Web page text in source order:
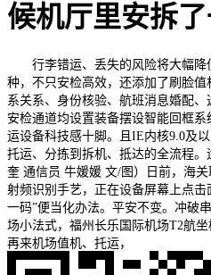
候机厅里安拆
行李错运、丢失的风险将大幅降
种，不只安检高效，还添加了刷脸
系关系、身份核验、航班消息婚配
安检通道均设置装备摆设智能回框
运设备科技感十脚。且IE内核9.0及
托运、分拣到拆机、抵达的全流程
奎 通信员 牛媛媛 文/图）日前，海
射频识别手艺，正在设备屏幕上点
一码”便当化办法。平安不变。冲破
场小法式，福州长乐国际机场T2航
再来机场值机、托运，